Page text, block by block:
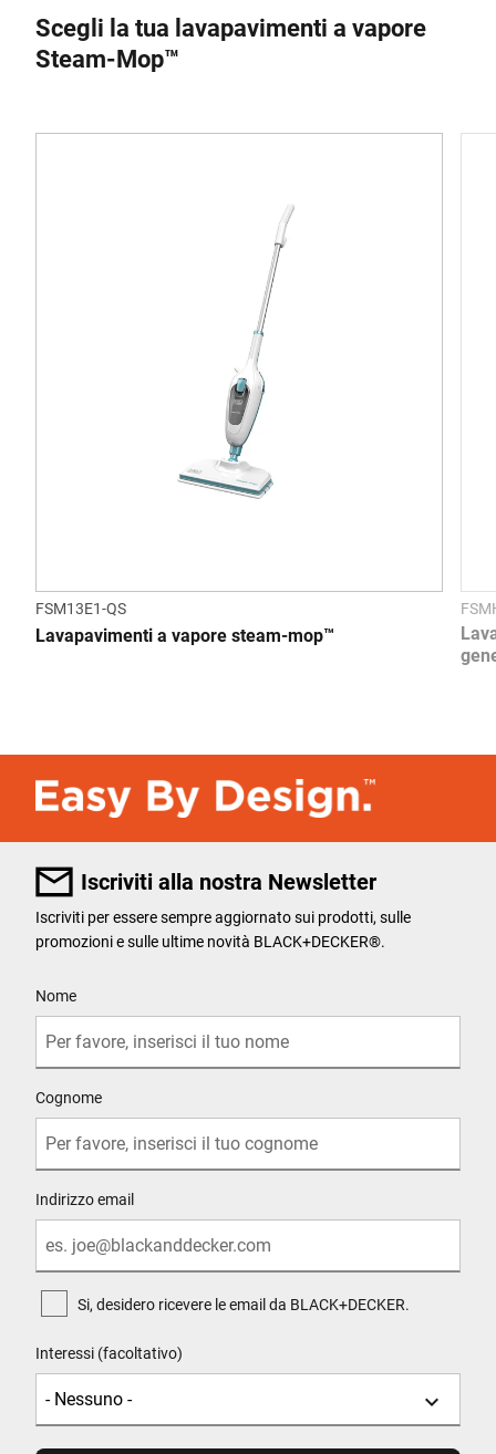
Scegli la tua lavapavimenti a vapore
Steam-Mop™
FSM13E1-QS
Lavapavimenti a vapore steam-mop™
Iscriviti alla nostra Newsletter
Iscriviti per essere sempre aggiornato sui prodotti, sulle
promozioni e sulle ultime novità BLACK+DECKER®.
Nome
Cognome
Indirizzo email
Si, desidero ricevere le email da BLACK+DECKER.
Interessi (facoltativo)